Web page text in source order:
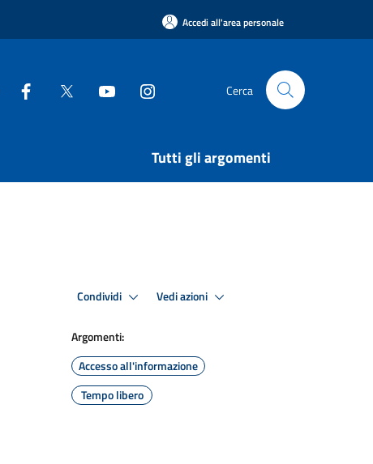
Accedi all'area personale
Cerca
Tutti gli argomenti
Condividi Vedi azioni
Argomenti:
Accesso all'informazione
Tempo libero